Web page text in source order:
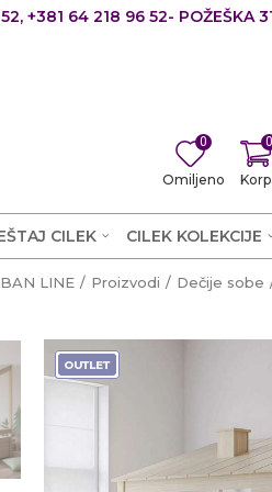
+381 64 218 96 52- POŽEŠKA
0
Omiljeno
0
CILEK CILEK KOLEKCIJE
LINE Proizvodi Dečije sobe